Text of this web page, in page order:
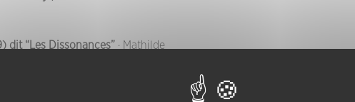
dit “Les Dissonances” · Mathilde